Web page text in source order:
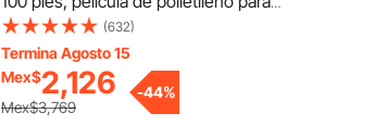
invernadero de 6 milésimas de pulgada
de espesor, película plástica
transparente para invernadero
resistente a los rayos UV, película de
(632)
Termina Agosto 15
Mex$2,126
Mex$3,769
-44%